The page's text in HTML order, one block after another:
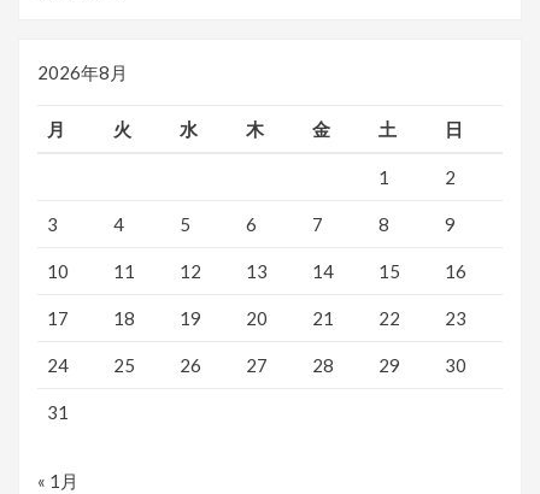
2026年8月
月 火 水 木 金 土 日
1 2
3 4 5 6 7 8 9
10 11 12 13 14 15 16
17 18 19 20 21 22 23
24 25 26 27 28 29 30
31
« 1月